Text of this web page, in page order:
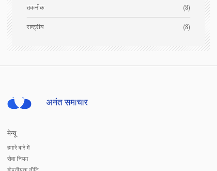
तकनीक (8)
राष्ट्रीय (8)
मेन्यू
हमारे बारे में
सेवा नियम